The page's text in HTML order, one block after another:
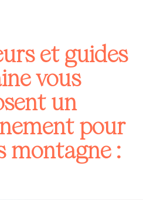
vous
un
pour
montagne :